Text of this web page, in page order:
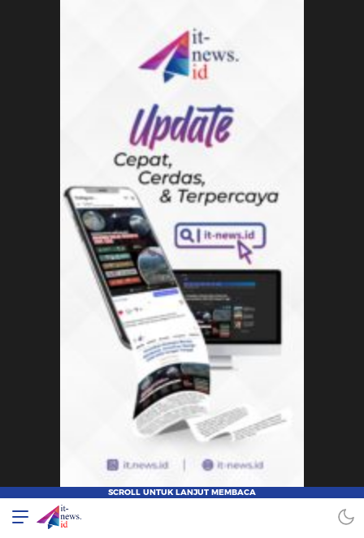
IT-NEWS
Update Cepat, Cerdas, dan Terpercaya